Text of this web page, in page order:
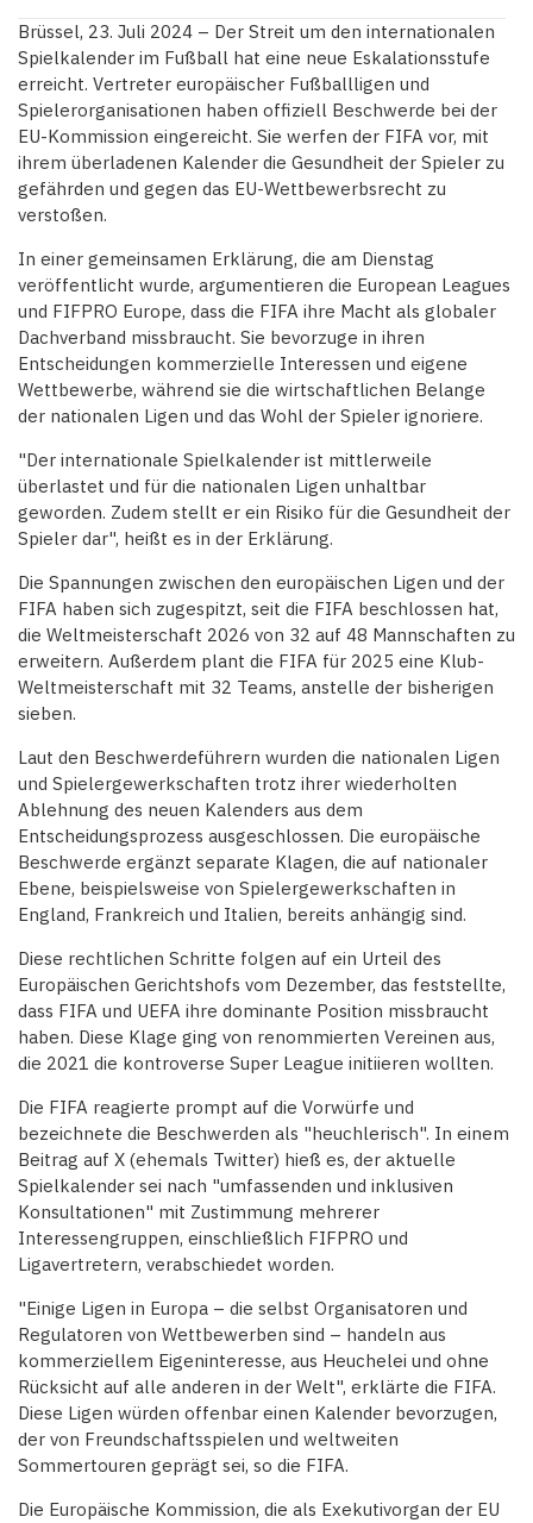
Brüssel, 23. Juli 2024 – Der Streit um den internationalen
Spielkalender im Fußball hat eine neue Eskalationsstufe
erreicht. Vertreter europäischer Fußballligen und
Spielerorganisationen haben offiziell Beschwerde bei der
EU-Kommission eingereicht. Sie werfen der FIFA vor, mit
ihrem überladenen Kalender die Gesundheit der Spieler zu
gefährden und gegen das EU-Wettbewerbsrecht zu
verstoßen.
In einer gemeinsamen Erklärung, die am Dienstag
veröffentlicht wurde, argumentieren die European Leagues
und FIFPRO Europe, dass die FIFA ihre Macht als globaler
Dachverband missbraucht. Sie bevorzuge in ihren
Entscheidungen kommerzielle Interessen und eigene
Wettbewerbe, während sie die wirtschaftlichen Belange
der nationalen Ligen und das Wohl der Spieler ignoriere.
"Der internationale Spielkalender ist mittlerweile
überlastet und für die nationalen Ligen unhaltbar
geworden. Zudem stellt er ein Risiko für die Gesundheit der
Spieler dar", heißt es in der Erklärung.
Die Spannungen zwischen den europäischen Ligen und der
FIFA haben sich zugespitzt, seit die FIFA beschlossen hat,
die Weltmeisterschaft 2026 von 32 auf 48 Mannschaften zu
erweitern. Außerdem plant die FIFA für 2025 eine Klub-
Weltmeisterschaft mit 32 Teams, anstelle der bisherigen
sieben.
Laut den Beschwerdeführern wurden die nationalen Ligen
und Spielergewerkschaften trotz ihrer wiederholten
Ablehnung des neuen Kalenders aus dem
Entscheidungsprozess ausgeschlossen. Die europäische
Beschwerde ergänzt separate Klagen, die auf nationaler
Ebene, beispielsweise von Spielergewerkschaften in
England, Frankreich und Italien, bereits anhängig sind.
Diese rechtlichen Schritte folgen auf ein Urteil des
Europäischen Gerichtshofs vom Dezember, das feststellte,
dass FIFA und UEFA ihre dominante Position missbraucht
haben. Diese Klage ging von renommierten Vereinen aus,
die 2021 die kontroverse Super League initiieren wollten.
Die FIFA reagierte prompt auf die Vorwürfe und
bezeichnete die Beschwerden als "heuchlerisch". In einem
Beitrag auf X (ehemals Twitter) hieß es, der aktuelle
Spielkalender sei nach "umfassenden und inklusiven
Konsultationen" mit Zustimmung mehrerer
Interessengruppen, einschließlich FIFPRO und
Ligavertretern, verabschiedet worden.
"Einige Ligen in Europa – die selbst Organisatoren und
Regulatoren von Wettbewerben sind – handeln aus
kommerziellem Eigeninteresse, aus Heuchelei und ohne
Rücksicht auf alle anderen in der Welt", erklärte die FIFA.
Diese Ligen würden offenbar einen Kalender bevorzugen,
der von Freundschaftsspielen und weltweiten
Sommertouren geprägt sei, so die FIFA.
Die Europäische Kommission, die als Exekutivorgan der EU